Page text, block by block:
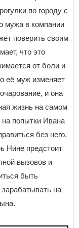
по городу с
мужа в компании
поверить своим
что это
от боли и
её муж изменяет
и она
жизнь на самом
попытки Ивана
без него,
Нине предстоит
вызовов и
быть
на